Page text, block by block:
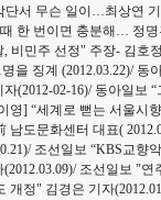
서 무슨 일이…최상연
한 번이면 충분해… 정
민주 선정" 주장- 김호
을 징계 (2012.03.22)/
(2012-02-16)/ 동아일
영] “세계로 뻗는 서울
도문화센터 대표(
조선일보 “KBS교
조선일보 "
정" 김경은 기자